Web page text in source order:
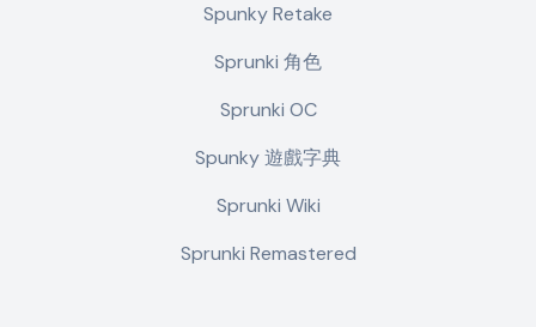
Spunky Retake
Sprunki 角色
Sprunki OC
Spunky 遊戲字典
Sprunki Wiki
Sprunki Remastered